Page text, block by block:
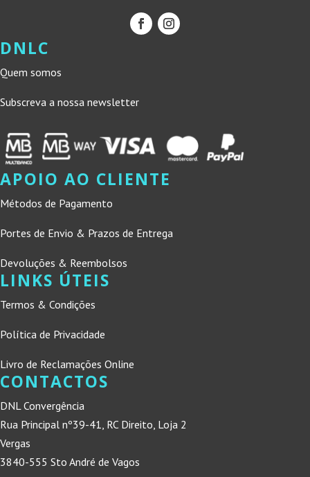
DNLC
Quem somos
Subscreva a nossa newsletter
APOIO AO CLIENTE
Métodos de Pagamento
Portes de Envio & Prazos de Entrega
Devoluções & Reembolsos
LINKS ÚTEIS
Termos & Condições
Política de Privacidade
Livro de Reclamações Online
CONTACTOS
DNL Convergência
Rua Principal nº39-41, RC Direito, Loja 2
Vergas
3840-555 Sto André de Vagos